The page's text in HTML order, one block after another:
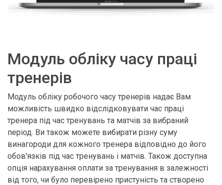
Модуль обліку часу праці
тренерів
Модуль обліку робочого часу тренерів надає Вам
можливість швидко відслідковувати час праці
тренера під час тренувань та матчів за вибраний
період. Ви також можете вибирати різну суму
винагороди для кожного тренера відповідно до його
обов'язків під час тренувань і матчів. Також доступна
опція нарахування оплати за тренування в залежності
від того, чи було перевірено пристуність та створено